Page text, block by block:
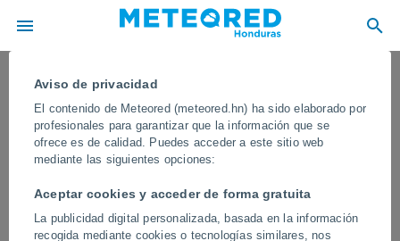
Aviso de privacidad
El contenido de Meteored (meteored.hn) ha sido elaborado por
profesionales para garantizar que la información que se
ofrece es de calidad. Puedes acceder a este sitio web
mediante las siguientes opciones:
Aceptar cookies y acceder de forma gratuita
La publicidad digital personalizada, basada en la información
recogida mediante cookies o tecnologías similares, nos